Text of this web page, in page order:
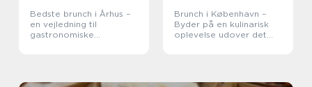
Bedste brunch i Århus –
en vejledning til
gastronomiske
Brunch i København –
Byder på en kulinarisk
oplevelse udover det